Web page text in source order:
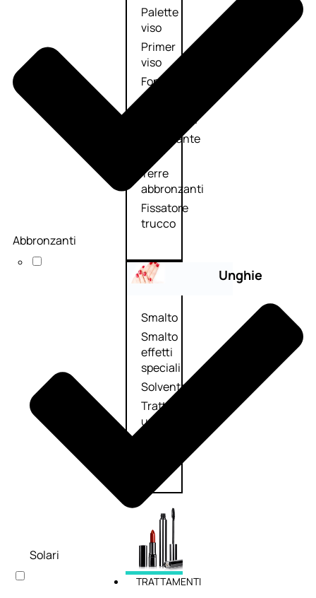
Palette
viso
Primer
viso
Fondotinta
Cipria
Fard/Blush
Illuminante
viso
Terre
abbronzanti
Fissatore
trucco
Unghie
Smalto
Smalto
effetti
speciali
Solvente
Trattamenti
unghie
TRATTAMENTI
Abbronzanti
Solari